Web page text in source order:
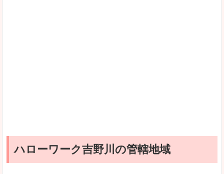
ハローワーク吉野川の管轄地域